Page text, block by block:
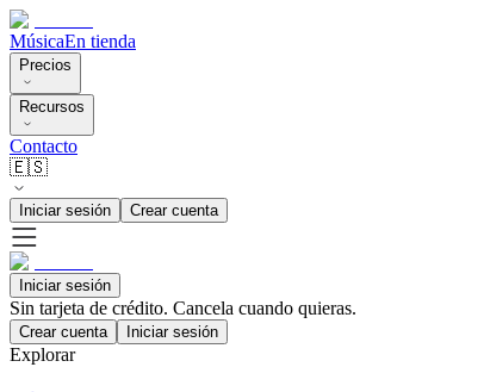
MúsicaEn tienda
Precios
Recursos
Contacto
🇪🇸
Iniciar sesión Crear cuenta
Iniciar sesión
Sin tarjeta de crédito. Cancela cuando quieras.
Crear cuenta Iniciar sesión
Explorar